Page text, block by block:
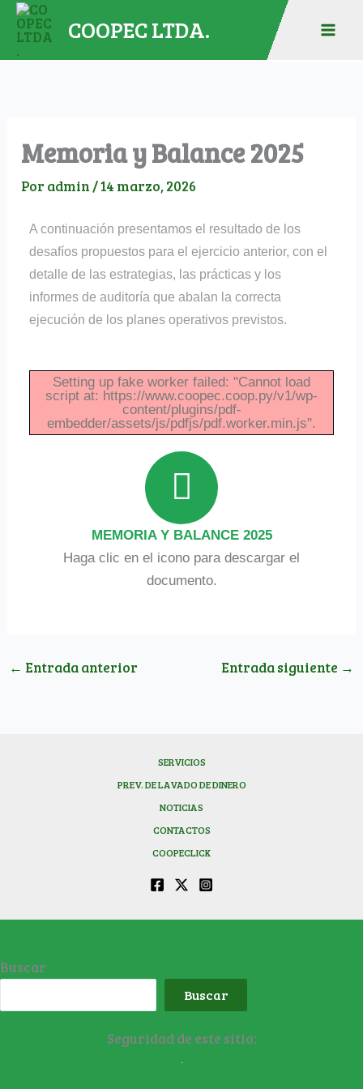
contenido
COOPEC LTDA.
Memoria y Balance 2025
Por admin /14 marzo, 2026
A continuación presentamos el resultado de los
desafíos propuestos para el ejercicio anterior, con el
detalle de las estrategias, las prácticas y los
informes de auditoría que abalan la correcta
ejecución de los planes operativos previstos.
Setting up fake worker failed: "Cannot load
script at: https://www.coopec.coop.py/v1/wp-
content/plugins/pdf-
embedder/assets/js/pdfjs/pdf.worker.min.js".
MEMORIA Y BALANCE 2025
Haga clic en el icono para descargar el
documento.
← Entrada anterior Entrada siguiente →
SERVICIOS
PREV. DE LAVADO DE DINERO
NOTICIAS
CONTACTOS
COOPECLICK
Buscar
Buscar
Seguridad de este sitio: